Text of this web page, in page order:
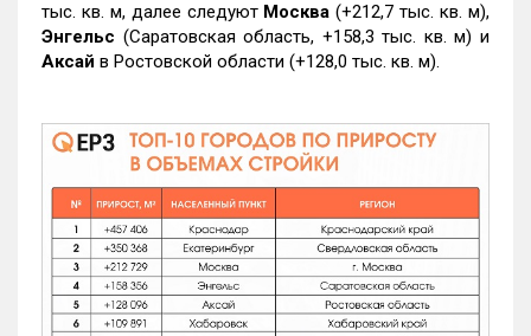
тыс. кв. м, далее следуют Москва (+212,7 тыс. кв. м),
Энгельс (Саратовская область, +158,3 тыс. кв. м) и
Аксай в Ростовской области (+128,0 тыс. кв. м).